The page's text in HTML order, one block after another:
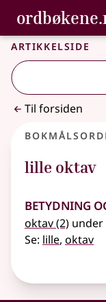
Gå til
Bokmålsordboka og
Artikkelside
Til forsiden
lille oktav
Betydning
oktav(2) under
Se: lille, oktav